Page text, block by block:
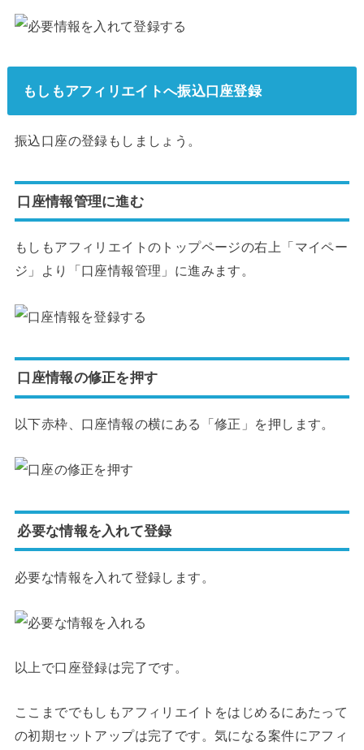
もしもアフィリエイトへ振込口座登録
振込口座の登録もしましょう。
口座情報管理に進む
もしもアフィリエイトのトップページの右上「マイペー
ジ」より「口座情報管理」に進みます。
口座情報の修正を押す
以下赤枠、口座情報の横にある「修正」を押します。
必要な情報を入れて登録
必要な情報を入れて登録します。
以上で口座登録は完了です。
ここまででもしもアフィリエイトをはじめるにあたって
の初期セットアップは完了です。気になる案件にアフィ